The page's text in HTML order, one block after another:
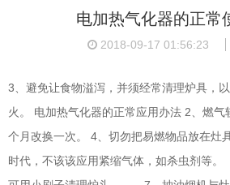
电加热气化器的正常
2018-09-17 01:56:23
3、避免让食物溢泻，并须经常清理炉具，
火。 电加热气化器的正常应用办法 2、燃气
个月改换一次。 4、切勿把易燃物品放在
时代，不该该应用紧缩气体，如杀虫剂等